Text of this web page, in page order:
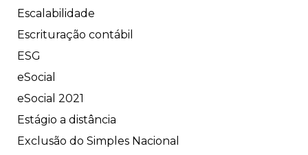
Escalabilidade
Escrituração contábil
ESG
eSocial
eSocial 2021
Estágio a distância
Exclusão do Simples Nacional